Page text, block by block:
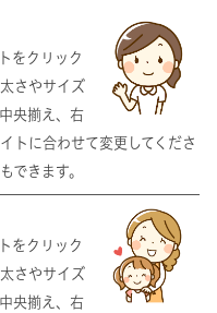
をクリック
さやサイズ
央揃え、右
トに合わせて変更してくださ
できます。
をクリック
さやサイズ
央揃え、右